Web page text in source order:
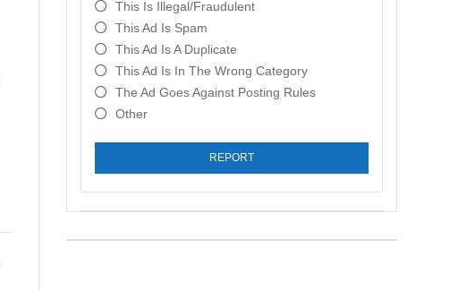
This Is Illegal/fraudulent
This Ad Is Spam
This Ad Is A Duplicate
This Ad Is In The Wrong Category
The Ad Goes Against Posting Rules
Other
REPORT